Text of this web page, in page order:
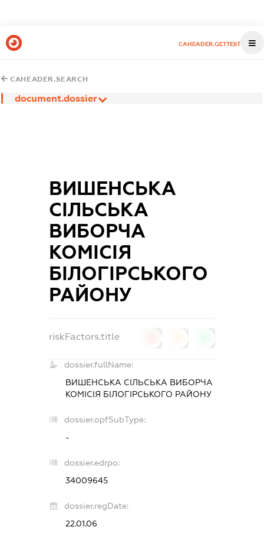
CAHEADER.GETTEST
CAHEADER.SEARCH
document.dossier
ВИШЕНСЬКА
СІЛЬСЬКА
ВИБОРЧА
КОМІСІЯ
БІЛОГІРСЬКОГО
РАЙОНУ
riskFactors.title
dossier.fullName:
ВИШЕНСЬКА СІЛЬСЬКА ВИБОРЧА
КОМІСІЯ БІЛОГІРСЬКОГО РАЙОНУ
dossier.opfSubType:
-
dossier.edrpo:
34009645
dossier.regDate:
22.01.06